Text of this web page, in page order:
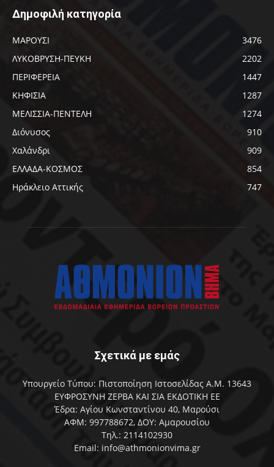
Δημοφιλή κατηγορία
ΜΑΡΟΥΣΙ
3476
ΛΥΚΟΒΡΥΣΗ-ΠΕΥΚΗ
2202
ΠΕΡΙΦΕΡΕΙΑ
1447
ΚΗΦΙΣΙΑ
1287
ΜΕΛΙΣΣΙΑ-ΠΕΝΤΕΛΗ
1274
Διόνυσος
910
Χαλάνδρι
909
ΕΛΛΑΔΑ-ΚΟΣΜΟΣ
854
Ηράκλειο Αττικής
747
Σχετικά με εμάς
Υπουργείο Τύπου: Πιστοποίηση Ιστοσελίδας Α.Μ. 13643
ΕΥΦΡΟΣΥΝΗ ΖΕΡΒΑ ΚΑΙ ΣΙΑ ΕΚΔΟΤΙΚΗ ΕΕ
Έδρα: Αγίου Κωνσταντίνου 40, Μαρούσι
ΑΦΜ: 997788672, ΔΟΥ: Αμαρουσίου
Τηλ.: 2114102930
Email: info@athmonionvima.gr